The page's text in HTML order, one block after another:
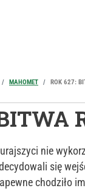
MAHOMET ROK 627:
nie
się
chodziło